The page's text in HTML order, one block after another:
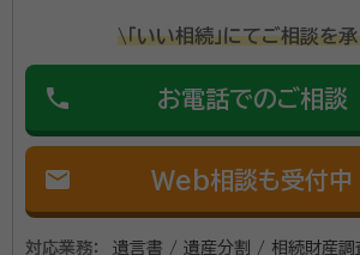
\「いい相続」にてご相談を
phone お電話でのご相談
mail Web相談も受付中
対応業務：
遺言書 / 遺産分割 / 相続財産